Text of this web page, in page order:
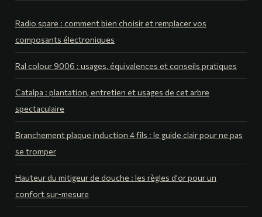
Radio spare : comment bien choisir et remplacer vos
composants électroniques
Ral colour 9006 : usages, équivalences et conseils pratiques
Catalpa : plantation, entretien et usages de cet arbre
spectaculaire
Branchement plaque induction 4 fils : le guide clair pour ne pas
se tromper
Hauteur du mitigeur de douche : les règles d'or pour un
confort sur-mesure